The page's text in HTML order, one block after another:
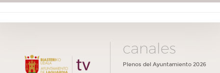
canales
Plenos del Ayuntamiento 2026